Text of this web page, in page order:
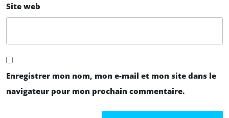
Site web
Enregistrer mon nom, mon e-mail et mon site dans le
navigateur pour mon prochain commentaire.